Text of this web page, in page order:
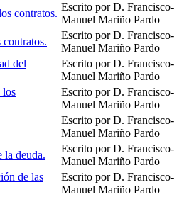
contratos.
Escrito por D. Francisco-
Manuel Mariño Pardo
Escrito por D. Francisco-
Manuel Mariño Pardo
del
Escrito por D. Francisco-
Manuel Mariño Pardo
los
Escrito por D. Francisco-
Manuel Mariño Pardo
Escrito por D. Francisco-
Manuel Mariño Pardo
la deuda.
Escrito por D. Francisco-
Manuel Mariño Pardo
de las
Escrito por D. Francisco-
Manuel Mariño Pardo